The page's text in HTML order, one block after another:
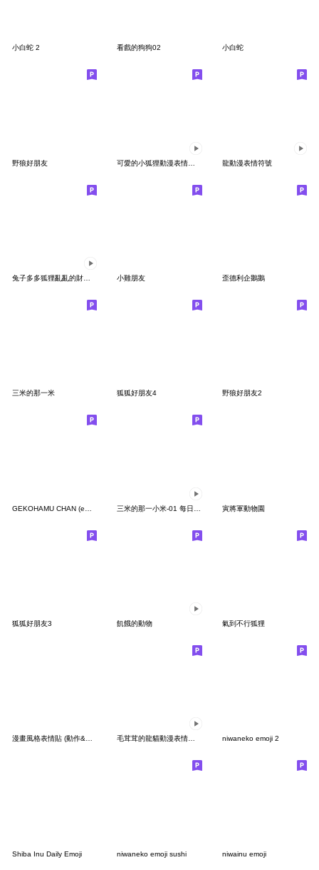
小白蛇 2 看戲的狗狗02 小白蛇
野狼好朋友 龍動漫表情符號
小雞朋友 歪德利企鵝鵝
三米的那一米 狐狐好朋友4 野狼好朋友2
寅將軍動物園
狐狐好朋友3 飢餓的動物 氣到不行狐狸
漫畫風格表情貼 (動作&情緒) 毛茸茸的龍貓動漫表情符號 niwaneko emoji 2
Shiba Inu Daily Emoji niwaneko emoji sushi niwainu emoji